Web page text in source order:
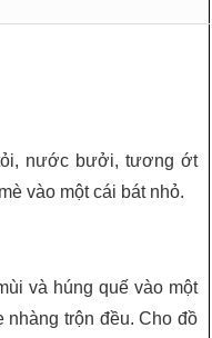
nước bưởi, tương ớt
vào một cái bát nhỏ.
và húng quế vào một
trộn đều. Cho đồ